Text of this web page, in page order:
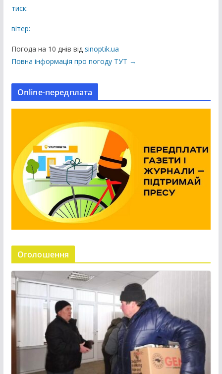
к
ц
тиск:
вітер:
Погода на 10 днів від sinoptik.ua
Повна інформація про погоду ТУТ →
Online-передплата
Оголошення